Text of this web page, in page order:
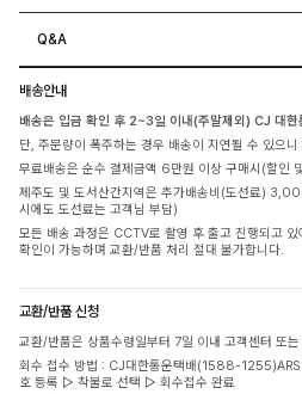
Q&A
배송안내
배송은 입금 확인 후 2~3일 이내(주말제외) CJ 대한
단, 주문량이 폭주하는 경우 배송이 지연될 수 있으니
무료배송은 순수 결제금액 6만원 이상 구매시(할인
제주도 및 도서산간지역은 추가배송비(도선료)
시에도 도선료는 고객님 부담)
모든 배송 과정은 CCTV로 촬영 후 출고 진행되고
확인이 가능하며 교환/반품 처리 절대 불가합니다.
교환/반품 신청
교환/반품은 상품수령일부터 7일 이내 고객센터 또
회수 접수 방법 : CJ대한통운택배(1588-
호 등록 ▷ 착불로 선택 ▷ 회수접수 완료